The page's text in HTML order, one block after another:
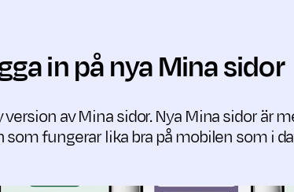
in på nya Mina sidor
av Mina sidor. Nya Mina sidor är
fungerar lika bra på mobilen som i